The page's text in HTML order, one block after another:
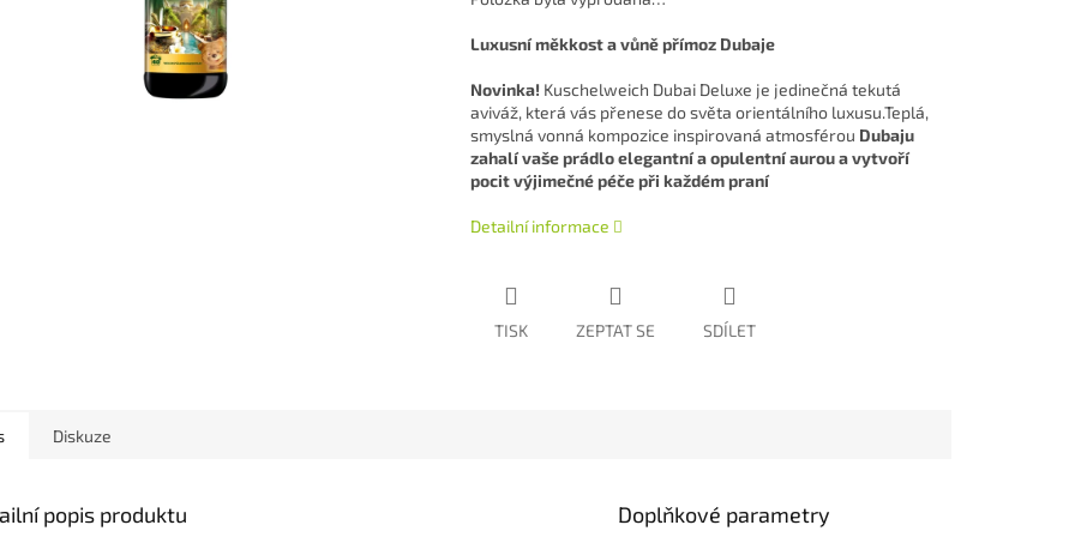
Luxusní měkkost a vůně přímoz Dubaje
Novinka! Kuschelweich Dubai Deluxe je jedinečná tekutá
aviváž, která vás přenese do světa orientálního luxusu.Teplá,
smyslná vonná kompozice inspirovaná atmosférou Dubaju
zahalí vaše prádlo elegantní a opulentní aurou a vytvoří
pocit výjimečné péče při každém praní
Detailní informace
TISK ZEPTAT SE SDÍLET
Diskuze
popis produktu Doplňkové parametry